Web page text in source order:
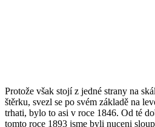
Protože však stojí z jedné strany na
štěrku, svezl se po svém základě na
trhati, bylo to asi v roce 1846. Od té
tomto roce 1893 jsme byli nuceni